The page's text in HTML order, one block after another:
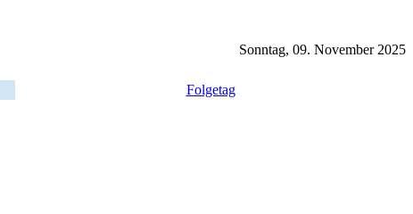
Sonntag, 09. November 2025
Folgetag